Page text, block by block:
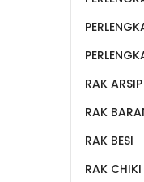
RAK ARSIP
RAK
RAK BESI
RAK CHIKI